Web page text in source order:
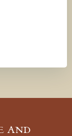
AND